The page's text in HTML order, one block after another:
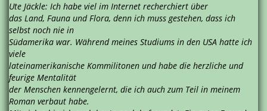
Ute Jäckle: Ich habe viel im Internet recherchiert über
das Land, Fauna und Flora, denn ich muss gestehen, dass ich
selbst noch nie in
Südamerika war. Während meines Studiums in den USA hatte ich
viele
lateinamerikanische Kommilitonen und habe die herzliche und
feurige Mentalität
der Menschen kennengelernt, die ich auch zum Teil in meinem
Roman verbaut habe.